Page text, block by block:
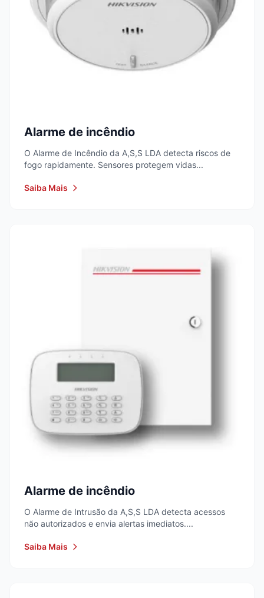
Alarme de incêndio
O Alarme de Incêndio da A,S,S LDA detecta riscos de
fogo rapidamente. Sensores protegem vidas...
Saiba Mais
Alarme de incêndio
O Alarme de Intrusão da A,S,S LDA detecta acessos
não autorizados e envia alertas imediatos....
Saiba Mais